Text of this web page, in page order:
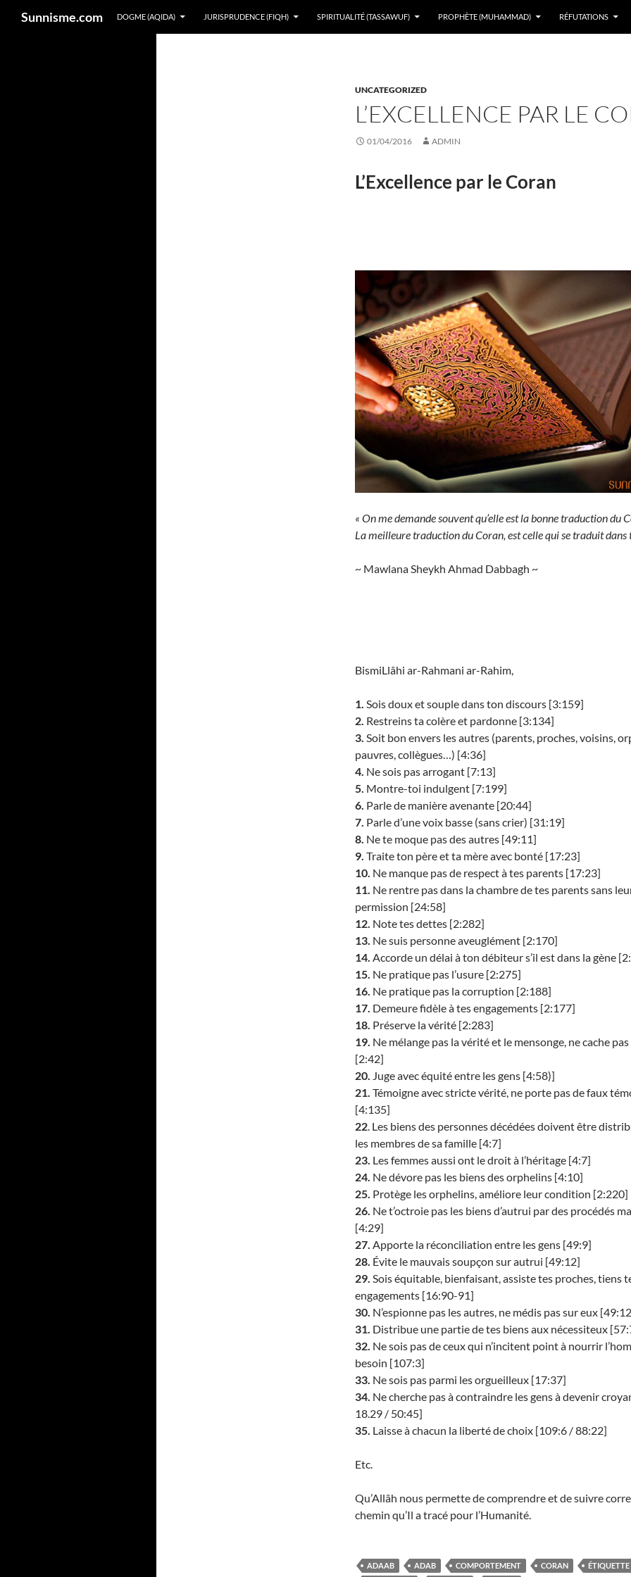
Sunnisme.com DOGME (AQIDA) JURISPRUDENCE (FIQH) SPIRITUALITÉ (TASSAWUF) PROPHÈTE (MUHAMMAD) RÉFUTATIONS
UNCATEGORIZED
L’EXCELLENCE PAR LE
01/04/2016 ADMIN
L’Excellence par leCoran
« On me demande souvent qu’elle est la bonne traduction du
La meilleure traduction du Coran, est celle qui se traduit dans
~ Mawlana Sheykh Ahmad Dabbagh ~
BismiLlâhi ar-Rahmani ar-Rahim,
1. Sois doux et souple dans ton discours [3:159]
2. Restreins ta colère et pardonne [3:134]
3. Soit bon envers les autres (parents, proches, voisins,
pauvres, collègues…) [4:36]
4. Ne sois pas arrogant [7:13]
5. Montre-toi indulgent [7:199]
6. Parle de manière avenante [20:44]
7. Parle d’une voix basse (sans crier) [31:19]
8. Ne te moque pas des autres [49:11]
9. Traite ton père et ta mère avec bonté [17:23]
10. Ne manque pas de respect à tes parents [17:23]
11. Ne rentre pas dans la chambre de tes parents sans
permission [24:58]
12. Note tes dettes [2:282]
13. Ne suis personne aveuglément [2:170]
14. Accorde un délai à ton débiteur s’il est dans la gène
15. Ne pratique pas l’usure [2:275]
16. Ne pratique pas la corruption [2:188]
17. Demeure fidèle à tes engagements [2:177]
18. Préserve la vérité [2:283]
19. Ne mélange pas la vérité et le mensonge, ne cache
[2:42]
20. Juge avec équité entre les gens [4:58)]
21. Témoigne avec stricte vérité, ne porte pas de faux
[4:135]
22. Les biens des personnes décédées doivent être
les membres de sa famille [4:7]
23. Les femmes aussi ont le droit à l’héritage [4:7]
24. Ne dévore pas les biens des orphelins [4:10]
25. Protège les orphelins, améliore leur condition [2:220]
26. Ne t’octroie pas les biens d’autrui par des procédés
[4:29]
27. Apporte la réconciliation entre les gens [49:9]
28. Évite le mauvais soupçon sur autrui [49:12]
29. Sois équitable, bienfaisant, assiste tes proches, tiens
engagements [16:90-91]
30. N’espionne pas les autres, ne médis pas sur eux
31. Distribue une partie de tes biens aux nécessiteux
32. Ne sois pas de ceux qui n’incitent point à nourrir
besoin [107:3]
33. Ne sois pas parmi les orgueilleux [17:37]
34. Ne cherche pas à contraindre les gens à devenir
18.29 / 50:45]
35. Laisse à chacun la liberté de choix [109:6 / 88:22]
Etc.
Qu’Allâh nous permette de comprendre et de suivre
chemin qu’Il a tracé pour l’Humanité.
ADAAB ADAB COMPORTEMENT CORAN
ÉTIQUETTE